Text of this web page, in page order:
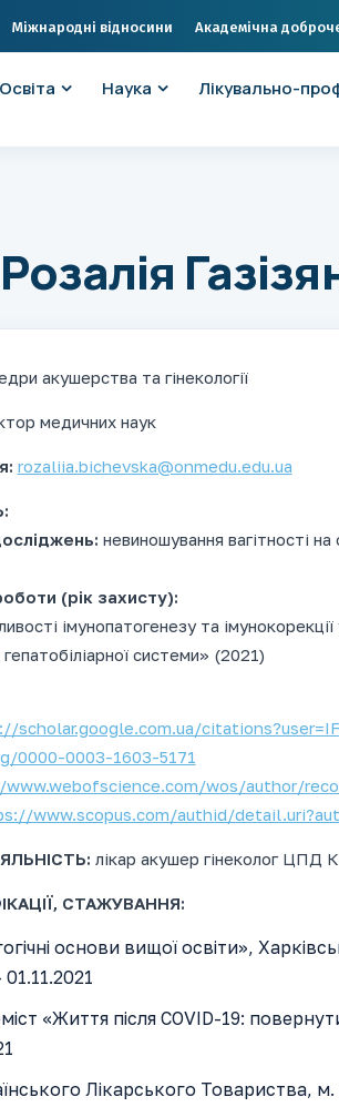
Міжнародні відносини Академічна
Освіта Наука
Лікувально-
акушерства та гінекології
медичних наук
: rozaliia.bichevska@onmedu.edu.ua
:
невиношування вагітності на
(рік захисту):
імунопатогенезу та
системи» (2021)
scholar.google.com.ua/
0000-0003-1603-5171
wos/author/
www.scopus.com/authid/
лікар акушер гінеколог
СТАЖУВАННЯ:
основи вищої освіти»,
«Життя після COVID-19:
Лікарського Товариства,